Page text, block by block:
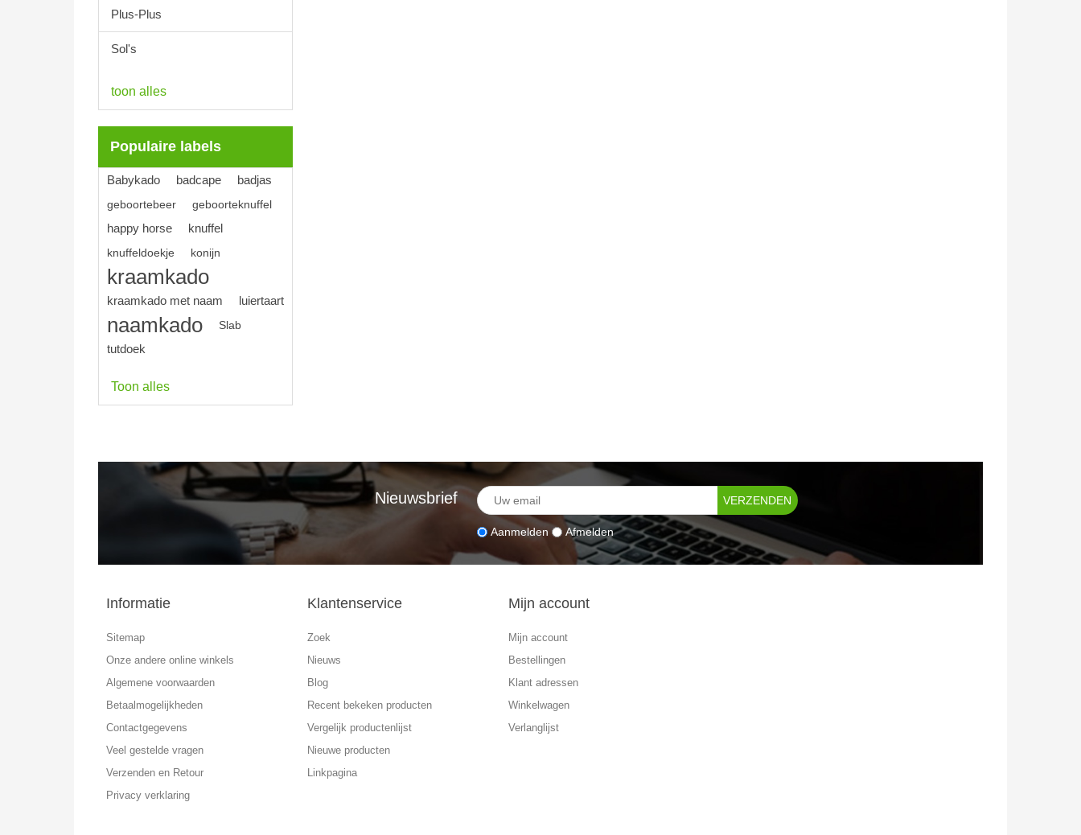
Plus-Plus
Sol's
toon alles
Populaire labels
Babykado badcape badjas
geboortebeer geboorteknuffel
happy horse knuffel
knuffeldoekje konijn
kraamkado
kraamkado met naam luiertaart
naamkado Slab
tutdoek
Toon alles
Nieuwsbrief
Aanmelden Afmelden
Informatie
Sitemap
Onze andere online winkels
Algemene voorwaarden
Betaalmogelijkheden
Contactgegevens
Veel gestelde vragen
Verzenden en Retour
Privacy verklaring
Klantenservice
Zoek
Nieuws
Blog
Recent bekeken producten
Vergelijk productenlijst
Nieuwe producten
Linkpagina
Mijn account
Mijn account
Bestellingen
Klant adressen
Winkelwagen
Verlanglijst